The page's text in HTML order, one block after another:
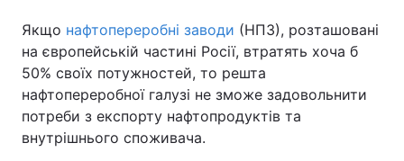
Якщо нафтопереробні заводи (НПЗ), розташовані
на європейській частині Росії, втратять хоча б
50% своїх потужностей, то решта
нафтопереробної галузі не зможе задовольнити
потреби з експорту нафтопродуктів та
внутрішнього споживача.